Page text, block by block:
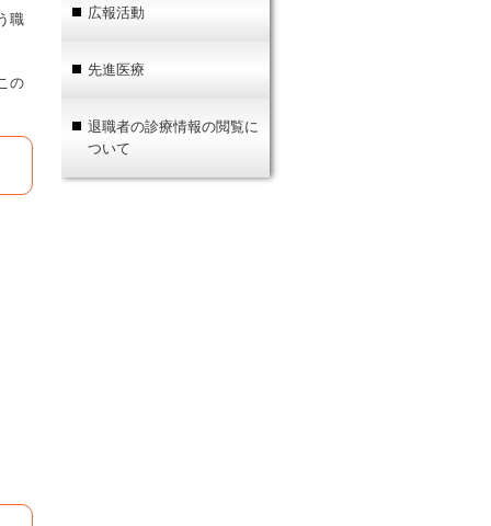
職
の
広報活動
先進医療
退職者の診療情報の閲覧に
ついて